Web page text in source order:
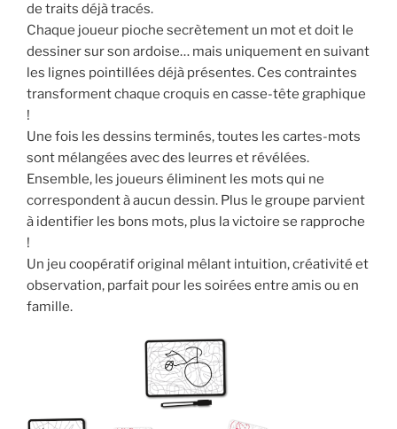
de traits déjà tracés.
Chaque joueur pioche secrètement un mot et doit le
dessiner sur son ardoise… mais uniquement en suivant
les lignes pointillées déjà présentes. Ces contraintes
transforment chaque croquis en casse-tête graphique
!
Une fois les dessins terminés, toutes les cartes-mots
sont mélangées avec des leurres et révélées.
Ensemble, les joueurs éliminent les mots qui ne
correspondent à aucun dessin. Plus le groupe parvient
à identifier les bons mots, plus la victoire se rapproche
!
Un jeu coopératif original mêlant intuition, créativité et
observation, parfait pour les soirées entre amis ou en
famille.